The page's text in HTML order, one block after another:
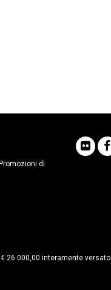
di
26.000,00 interamente versato.